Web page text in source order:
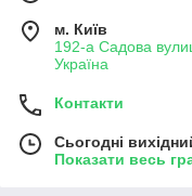
м. Київ
192-а Садова
Україна
Контакти
Сьогодні
Показати весь